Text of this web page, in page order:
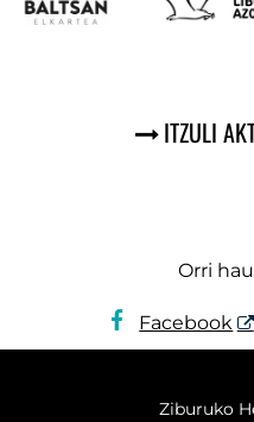
ITZULI
Orri
Facebook
Ziburuko